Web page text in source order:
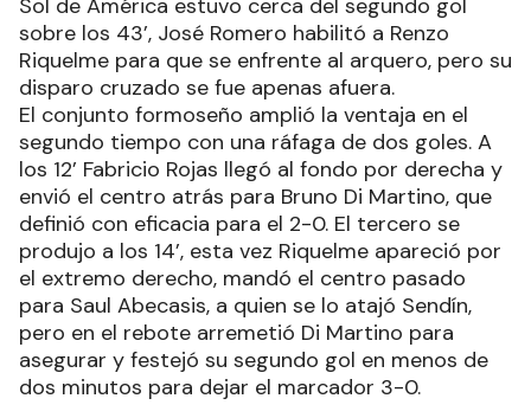
Sol de América estuvo cerca del segundo gol
sobre los 43’, José Romero habilitó a Renzo
Riquelme para que se enfrente al arquero, pero su
disparo cruzado se fue apenas afuera.
El conjunto formoseño amplió la ventaja en el
segundo tiempo con una ráfaga de dos goles. A
los 12’ Fabricio Rojas llegó al fondo por derecha y
envió el centro atrás para Bruno Di Martino, que
definió con eficacia para el 2-0. El tercero se
produjo a los 14’, esta vez Riquelme apareció por
el extremo derecho, mandó el centro pasado
para Saul Abecasis, a quien se lo atajó Sendín,
pero en el rebote arremetió Di Martino para
asegurar y festejó su segundo gol en menos de
dos minutos para dejar el marcador 3-0.